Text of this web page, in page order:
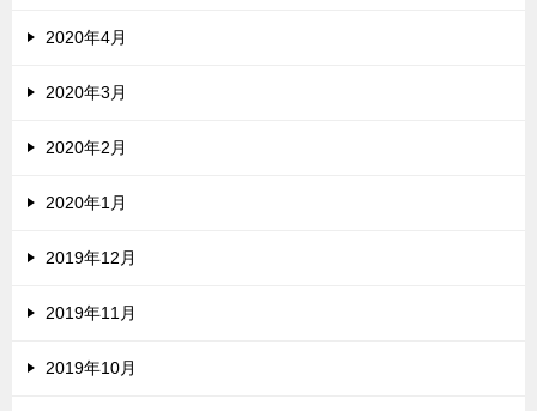
2020年4月
2020年3月
2020年2月
2020年1月
2019年12月
2019年11月
2019年10月